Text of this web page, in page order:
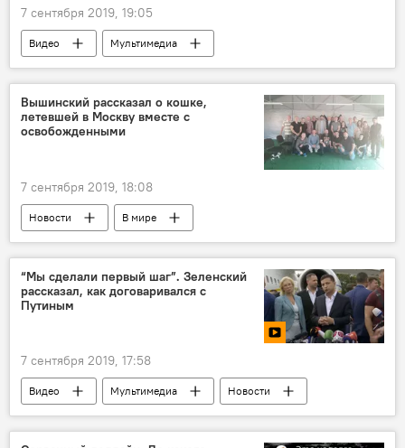
7 сентября 2019, 19:05
Видео Мультимедиа
Вышинский рассказал о кошке,
летевшей в Москву вместе с
освобожденными
7 сентября 2019, 18:08
Новости В мире
“Мы сделали первый шаг”. Зеленский
рассказал, как договаривался с
Путиным
7 сентября 2019, 17:58
Видео Мультимедиа Новости